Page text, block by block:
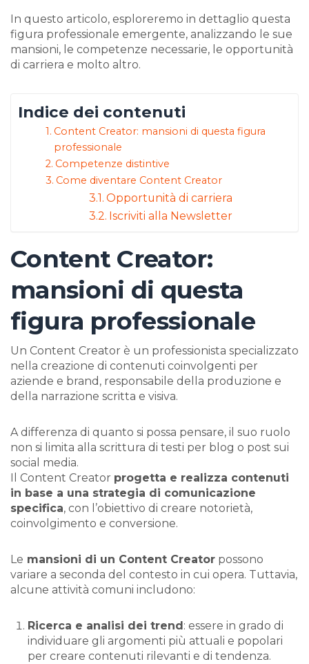
In questo articolo, esploreremo in dettaglio questa
figura professionale emergente, analizzando le sue
mansioni, le competenze necessarie, le opportunità
di carriera e molto altro.
Indice dei contenuti
Content Creator: mansioni di questa figura
professionale
Competenze distintive
Come diventare Content Creator
Opportunità di carriera
Iscriviti alla Newsletter
Content Creator:
mansioni di questa
figura professionale
Un Content Creator è un professionista specializzato
nella creazione di contenuti coinvolgenti per
aziende e brand, responsabile della produzione e
della narrazione scritta e visiva.
A differenza di quanto si possa pensare, il suo ruolo
non si limita alla scrittura di testi per blog o post sui
social media.
Il Content Creator progetta e realizza contenuti
in base a una strategia di comunicazione
specifica, con l’obiettivo di creare notorietà,
coinvolgimento e conversione.
Le mansioni di un Content Creator possono
variare a seconda del contesto in cui opera. Tuttavia,
alcune attività comuni includono:
Ricerca e analisi dei trend : essere in grado di
individuare gli argomenti più attuali e popolari
per creare contenuti rilevanti e di tendenza.